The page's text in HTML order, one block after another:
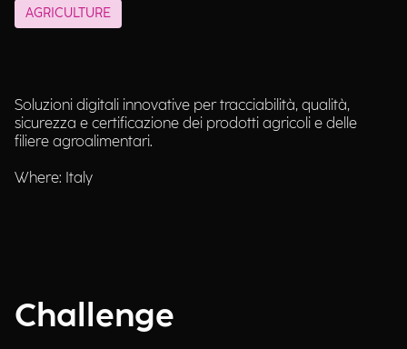
AGRICULTURE
Soluzioni digitali innovative per tracciabilità, qualità,
sicurezza e certificazione dei prodotti agricoli e delle
filiere agroalimentari.
Where: Italy
Challenge